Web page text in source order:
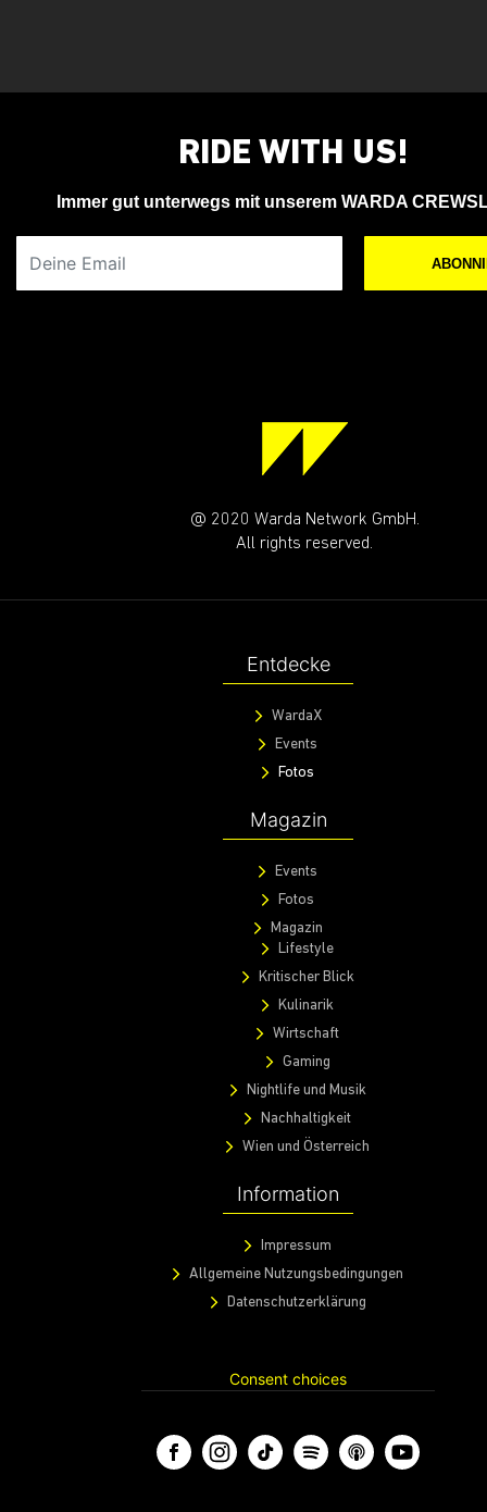
RIDE WITH US!
Immer gut unterwegs mit unserem WARDA
@ 2020 Warda Network GmbH.
All rights reserved.
Entdecke
WardaX
Events
Fotos
Magazin
Events
Fotos
Magazin
Lifestyle
Kritischer Blick
Kulinarik
Wirtschaft
Gaming
Nightlife und Musik
Nachhaltigkeit
Wien und Österreich
Information
Impressum
Allgemeine Nutzungsbedingungen
Datenschutzerklärung
Consent choices